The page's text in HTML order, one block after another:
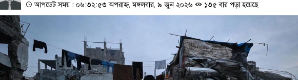
আপডেট সময় : ০৬:৩২:৫৩ অপরাহ্ন, মঙ্গলবার, ৯ জুন ২০২৬ ১৩৫ বার পড়া হয়েছে